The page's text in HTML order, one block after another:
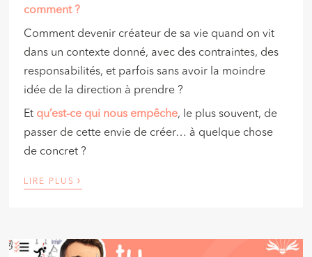
comment ?
Comment devenir créateur de sa vie quand on vit
dans un contexte donné, avec des contraintes, des
responsabilités, et parfois sans avoir la moindre
idée de la direction à prendre ?
Et qu’est-ce qui nous empêche, le plus souvent, de
passer de cette envie de créer… à quelque chose
de concret ?
LIRE PLUS ›